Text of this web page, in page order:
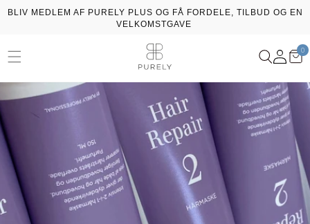
Gå til
da.general.menu Log
ind
00
BLIV MEDLEM AF PURELY PLUS OG FÅ FORDELE, TILBUD OG EN
VELKOMSTGAVE